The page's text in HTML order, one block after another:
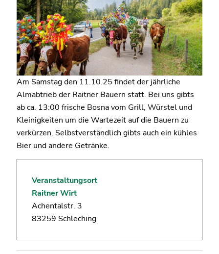
Am Samstag den 11.10.25 findet der jährliche
Almabtrieb der Raitner Bauern statt. Bei uns gibts
ab ca. 13:00 frische Bosna vom Grill, Würstel und
Kleinigkeiten um die Wartezeit auf die Bauern zu
verkürzen. Selbstverständlich gibts auch ein kühles
Bier und andere Getränke.
Veranstaltungsort
Raitner Wirt
Achentalstr. 3
83259 Schleching